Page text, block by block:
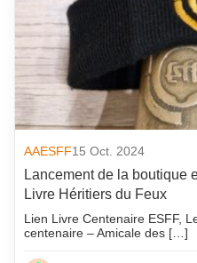
AAESFF15 Oct. 2024
Lancement de la boutique
Livre Héritiers du Feux
Lien Livre Centenaire ESFF,
centenaire – Amicale des […]